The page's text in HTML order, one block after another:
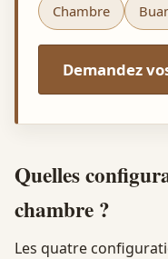
Chambre
Demandez
Quelles
chambre ?
Les quatre